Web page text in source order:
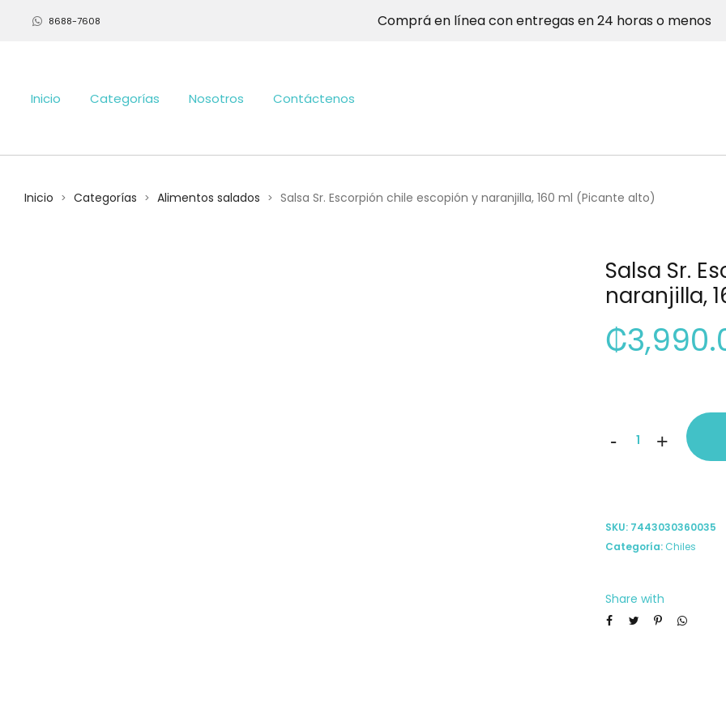
8688-7608 Comprá en línea con entregas en 24 horas o menos
Inicio Categorías Nosotros Contáctenos
Inicio > Categorías > Alimentos salados > Salsa Sr. Escorpión chile escopión y naranjilla, 160 ml (Picante alto)
Salsa Sr.
naranjilla,
₡
-
escopión
naranjilla,
160
+
SKU: 7443030360035
Categoría: Chiles
Share with